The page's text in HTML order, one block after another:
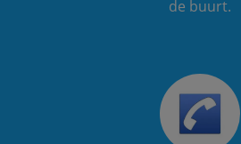
de buurt.